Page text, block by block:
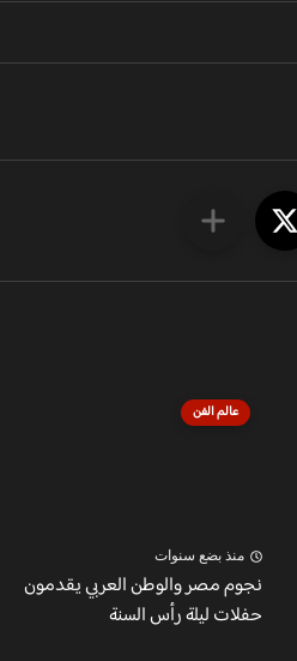
عالم الفن
منذ بضع سنوات
نجوم مصر والوطن العربي يقدمون
حفلات ليلة رأس السنة